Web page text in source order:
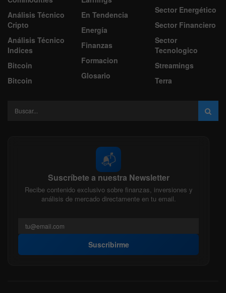
Análisis Técnico
Cripto
Análisis Técnico
Indices
Bitcoin
Bitcoin
En Tendencia
Energía
Finanzas
Formacion
Glosario
Sector Energético
Sector Financiero
Sector
Tecnologico
Streamings
Terra
📬
Suscríbete a nuestra Newsletter
Recibe contenido exclusivo sobre finanzas, inversiones y
análisis de mercado directamente en tu email.
Suscribirme